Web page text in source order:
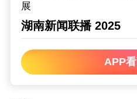
展
湖南新闻联播 2025
APP